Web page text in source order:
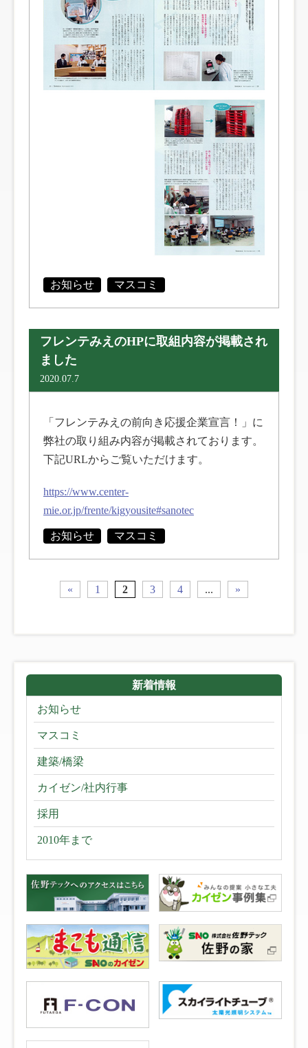
お知らせ マスコミ
フレンテみえのHPに取組内容が掲載され
ました
2020.07.7
「フレンテみえの前向き応援企業宣言！」に
弊社の取り組み内容が掲載されております。
下記URLからご覧いただけます。
https://www.center-
mie.or.jp/frente/kigyousite#sanotec
お知らせ マスコミ
« 1 2 3 4 ... »
新着情報
お知らせ
マスコミ
建築/橋梁
カイゼン/社内行事
採用
2010年まで